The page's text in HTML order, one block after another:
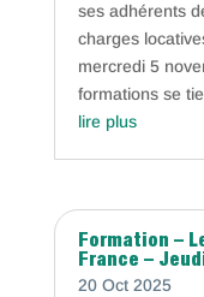
ses adhérents
charges
mercredi 5
formations se
lire plus
Formation –
France –
20 Oct 2025